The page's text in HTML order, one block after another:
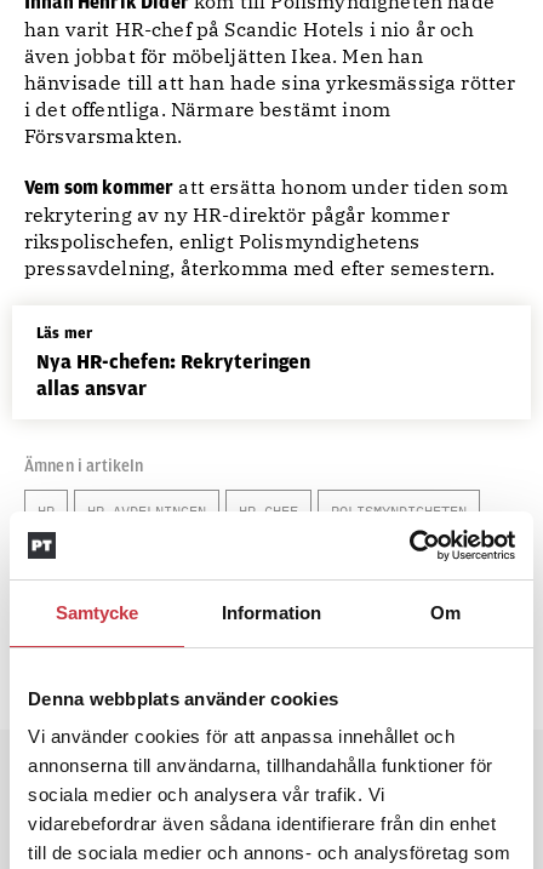
Samtycke Information Om
Denna webbplats använder cookies
Vi använder cookies för att anpassa innehållet och
annonserna till användarna, tillhandahålla funktioner för
sociala medier och analysera vår trafik. Vi
vidarebefordrar även sådana identifierare från din enhet
till de sociala medier och annons- och analysföretag som
han varit HR-chef på Scandic Hotels i nio år och
även jobbat för möbeljätten Ikea. Men han
hänvisade till att han hade sina yrkesmässiga rötter
i det offentliga. Närmare bestämt inom
Försvarsmakten.
Vem som kommer att ersätta honom under tiden som
rekrytering av ny HR-direktör pågår kommer
rikspolischefen, enligt Polismyndighetens
pressavdelning, återkomma med efter semestern.
Läs mer
Nya HR-chefen: Rekryteringen
allas ansvar
Ämnen i artikeln
HR HR-AVDELNINGEN HR-CHEF POLISMYNDIGHETEN
Text Emma Eneström
29 juli 2022
Andra läser
3 juni 2026
Klart: Ingångslönen höjs med 2 300